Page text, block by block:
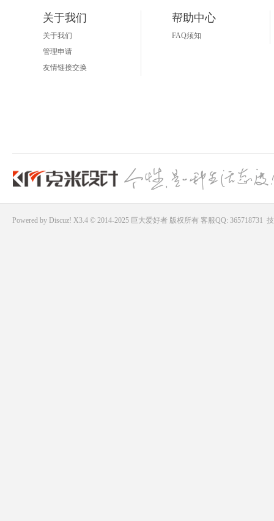
关于我们
关于我们
管理申请
友情链接交换
帮助中心
FAQ须知
Powered by Discuz! X3.4 © 2014-2025 巨大爱好者版权所有 客服QQ: 365718731